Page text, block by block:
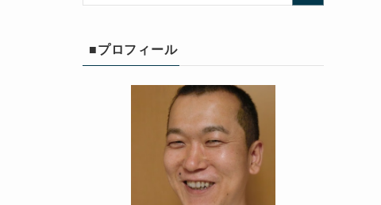
■プロフィール